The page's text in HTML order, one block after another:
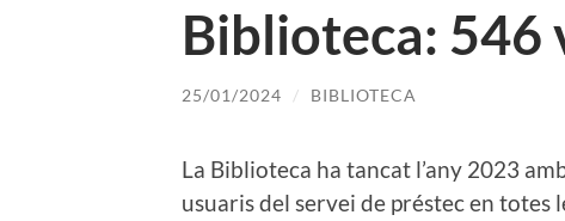
Biblioteca: 546
25/01/2024 / BIBLIOTECA
La Biblioteca ha tancat l’any 2023
usuaris del servei de préstec en totes